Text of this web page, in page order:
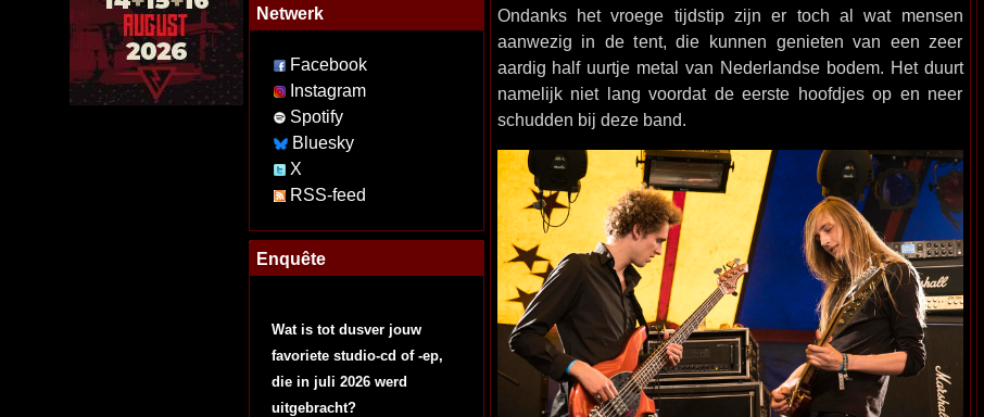
Netwerk
Facebook
Instagram
Spotify
Bluesky
X
RSS-feed
Enquête
Wat is tot dusver jouw
favoriete studio-cd of -ep,
die in juli 2026 werd
uitgebracht?
Ondanks het vroege tijdstip zijn er toch al wat mensen
aanwezig in de tent, die kunnen genieten van een zeer
aardig half uurtje metal van Nederlandse bodem. Het duurt
namelijk niet lang voordat de eerste hoofdjes op en neer
schudden bij deze band.